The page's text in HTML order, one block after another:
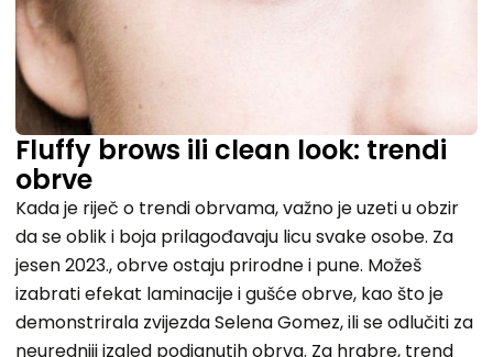
Fluffy brows ili clean look: trendi
obrve
Kada je riječ o trendi obrvama, važno je uzeti u obzir
da se oblik i boja prilagođavaju licu svake osobe. Za
jesen 2023., obrve ostaju prirodne i pune. Možeš
izabrati efekat laminacije i gušće obrve, kao što je
demonstrirala zvijezda Selena Gomez, ili se odlučiti za
neuredniji izgled podignutih obrva. Za hrabre, trend